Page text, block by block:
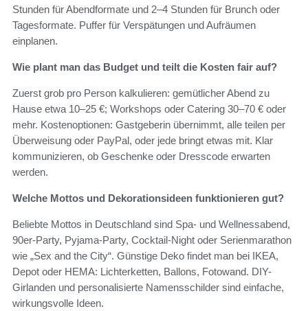
Stunden für Abendformate und 2–4 Stunden für Brunch oder
Tagesformate. Puffer für Verspätungen und Aufräumen
einplanen.
Wie plant man das Budget und teilt die Kosten fair auf?
Zuerst grob pro Person kalkulieren: gemütlicher Abend zu
Hause etwa 10–25 €; Workshops oder Catering 30–70 € oder
mehr. Kostenoptionen: Gastgeberin übernimmt, alle teilen per
Überweisung oder PayPal, oder jede bringt etwas mit. Klar
kommunizieren, ob Geschenke oder Dresscode erwarten
werden.
Welche Mottos und Dekorationsideen funktionieren gut?
Beliebte Mottos in Deutschland sind Spa- und Wellnessabend,
90er-Party, Pyjama-Party, Cocktail-Night oder Serienmarathon
wie „Sex and the City“. Günstige Deko findet man bei IKEA,
Depot oder HEMA: Lichterketten, Ballons, Fotowand. DIY-
Girlanden und personalisierte Namensschilder sind einfache,
wirkungsvolle Ideen.